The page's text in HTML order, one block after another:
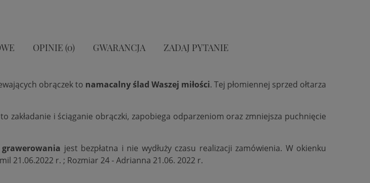
OPINIE (0) GWARANCJA ZADAJ PYTANIE
obrączek to namacalny ślad Waszej miłości. Tej płomiennej sprzed ołtarza
zakładanie i ściąganie obrączki, zapobiega odparzeniom oraz zmniejsza puchnięcie
grawerowania jest bezpłatna i nie wydłuży czasu realizacji zamówienia. W okienku
21.06.2022 r. ; Rozmiar 24 - Adrianna 21.06. 2022 r.